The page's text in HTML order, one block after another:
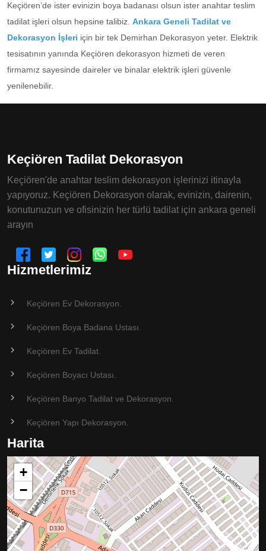
Keçiören’de ister evinizin boya badanası olsun ister anahtar teslim
tadilat işleri olsun hepsine talibiz. Ankara Geneli Tadilat ve
Dekorasyon İşleri için bir tek Demirhan Dekorasyon yeter. Elektrik
tesisatının yanında Keçiören dekorasyon hizmeti de veren
firmamız sayesinde daireler ve binalar elektrik işleri güvenle
yenilenebilir.
Keçiören Tadilat Dekorasyon
Keçiören'de anahtar teslim dekorasyon işlerinizi itinayla
yapıyoruz. Keçiören Dekorasyon olarak, evinizin, dairenin,
konutunuzun ve ofisinizin her türlü tadilat için ankara geneli
arayın
Hizmetlerimiz
Keçiören Ev Dekorasyon.
Keçiören Boya Badana Ustası.
Keçiören Ev Tadilat.
Keçiören Boyacı Ustası.
Keçiören Banyo Tadilat ve Dekorasyon.
Keçiören Yapı Dekorasyon.
Harita
+
−